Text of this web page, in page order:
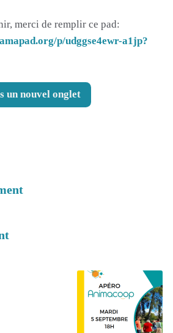
merci de remplir ce pad:
p/udggse4ewr-a1jp?
un nouvel onglet